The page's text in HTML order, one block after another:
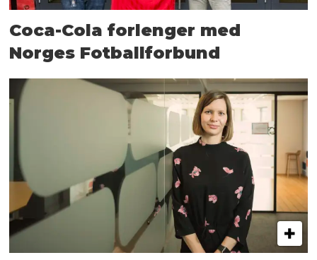
Coca-Cola forlenger med
Norges Fotballforbund